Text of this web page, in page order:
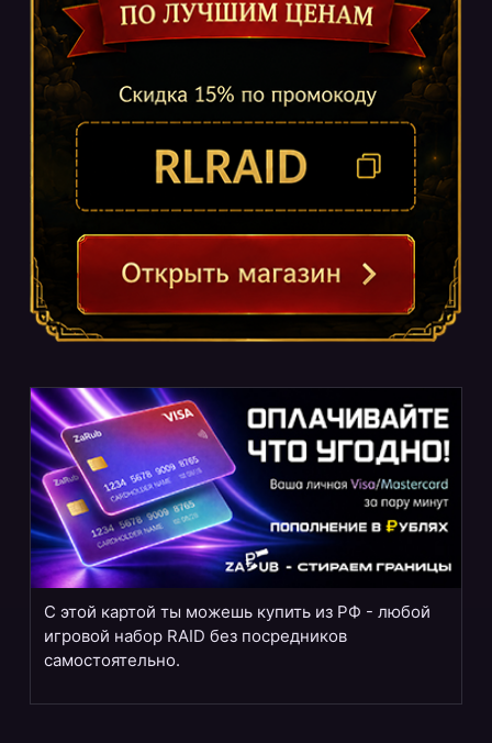
С этой картой ты можешь купить из РФ - любой
игровой набор RAID без посредников
самостоятельно.